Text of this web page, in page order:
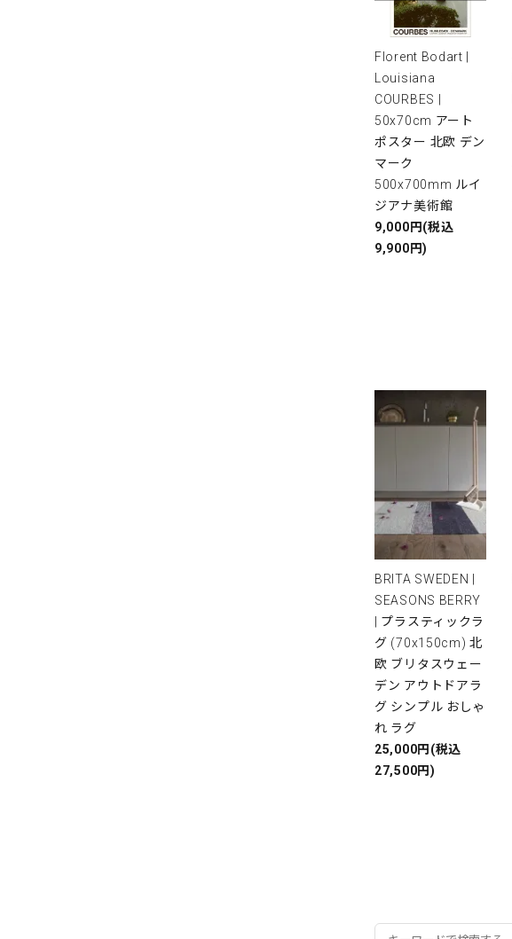
Florent Bodart |
Louisiana
COURBES |
50x70cm アート
ポスター 北欧 デン
マーク
500x700mm ルイ
ジアナ美術館
9,000円(税込
9,900円)
BRITA SWEDEN |
SEASONS BERRY
| プラスティックラ
グ (70x150cm) 北
欧 ブリタスウェー
デン アウトドアラ
グ シンプル おしゃ
れ ラグ
25,000円(税込
27,500円)